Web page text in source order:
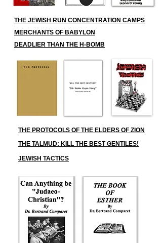
THE JEWISH RUN CONCENTRATION CAMPS
MERCHANTS OF BABYLON
DEADLIER THAN THE H-BOMB
THE PROTOCOLS OF THE ELDERS OF ZION
THE TALMUD: KILL THE BEST GENTILES!
JEWISH TACTICS